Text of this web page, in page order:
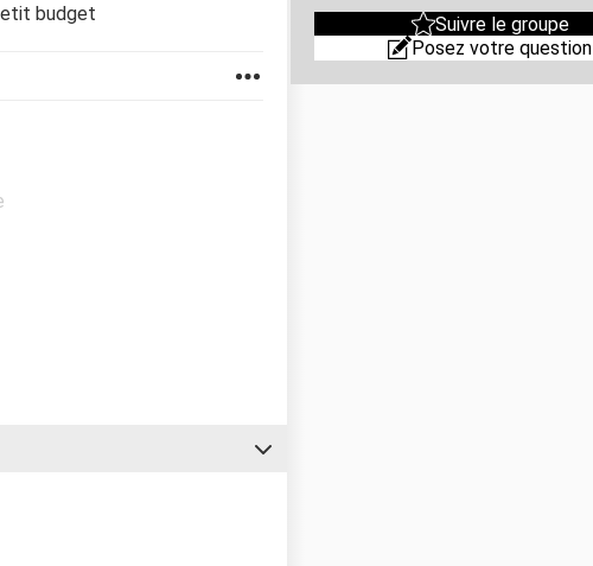
budget
Suivre le groupe
Posez votre question